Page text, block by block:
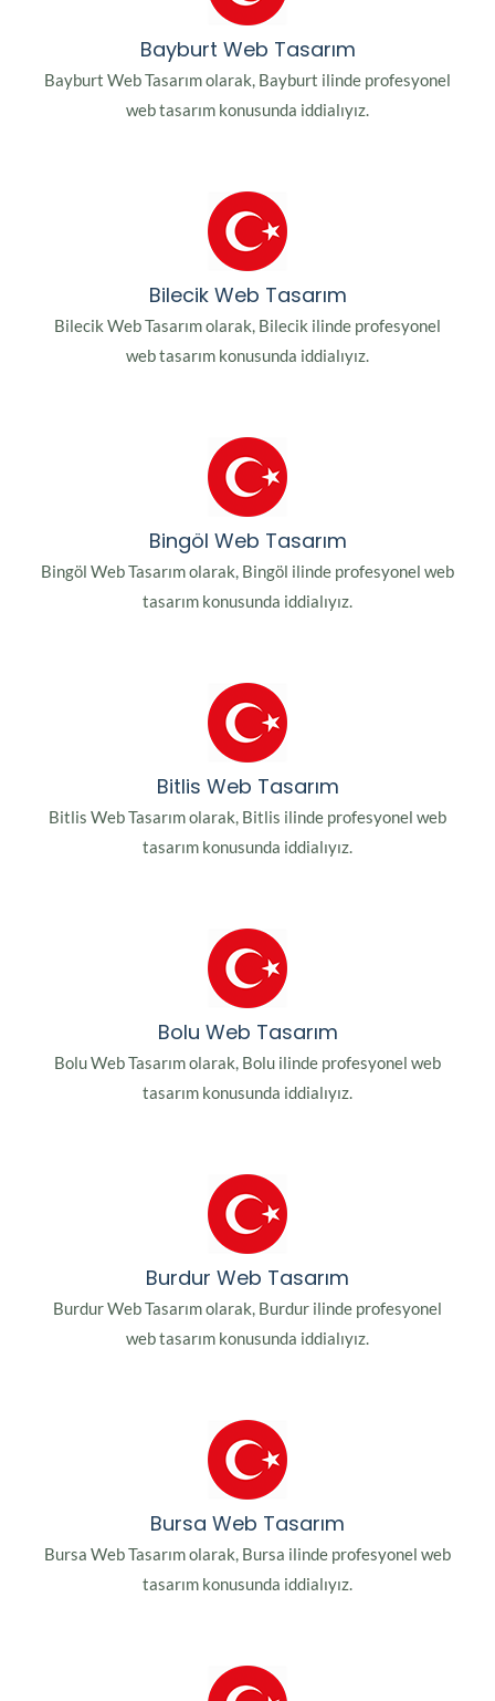
Bayburt Web Tasarım
Bayburt Web Tasarım olarak, Bayburt ilinde profesyonel
web tasarım konusunda iddialıyız.
Bilecik Web Tasarım
Bilecik Web Tasarım olarak, Bilecik ilinde profesyonel
web tasarım konusunda iddialıyız.
Bingöl Web Tasarım
Bingöl Web Tasarım olarak, Bingöl ilinde profesyonel web
tasarım konusunda iddialıyız.
Bitlis Web Tasarım
Bitlis Web Tasarım olarak, Bitlis ilinde profesyonel web
tasarım konusunda iddialıyız.
Bolu Web Tasarım
Bolu Web Tasarım olarak, Bolu ilinde profesyonel web
tasarım konusunda iddialıyız.
Burdur Web Tasarım
Burdur Web Tasarım olarak, Burdur ilinde profesyonel
web tasarım konusunda iddialıyız.
Bursa Web Tasarım
Bursa Web Tasarım olarak, Bursa ilinde profesyonel web
tasarım konusunda iddialıyız.